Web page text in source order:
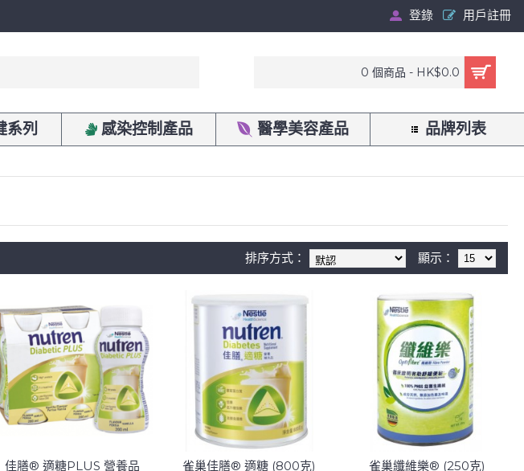
登錄 用戶註冊
0 個商品 - HK$0.0
系列 感染控制產品 醫學美容產品 品牌列表
顯示：
排序方式：
佳膳® 適糖PLUS 營養品
雀巢佳膳® 適糖 (800克) 雀巢纖維樂® (250克)